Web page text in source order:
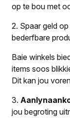
op te bou met
2. Spaar geld op
bederfbare
Baie winkels
items soos
Dit kan jou
3.
jou begroting